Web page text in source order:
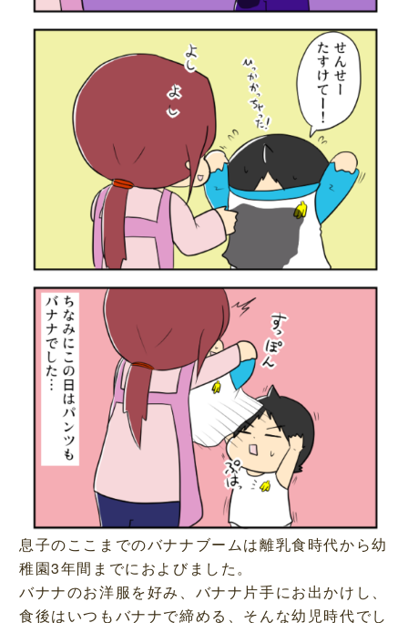
息子のここまでのバナナブームは離乳食時代から幼
稚園3年間までにおよびました。
バナナのお洋服を好み、バナナ片手にお出かけし、
食後はいつもバナナで締める、そんな幼児時代でし